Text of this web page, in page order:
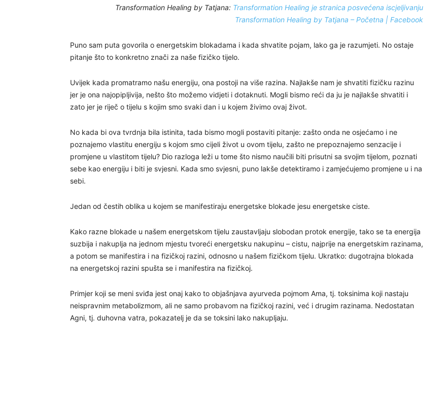
Transformation Healing by Tatjana: Transformation Healing je stranica posvećena iscjeljivanju
Transformation Healing by Tatjana – Početna | Facebook
Puno sam puta govorila o energetskim blokadama i kada shvatite pojam, lako ga je razumjeti. No ostaje
pitanje što to konkretno znači za naše fizičko tijelo.
Uvijek kada promatramo našu energiju, ona postoji na više razina. Najlakše nam je shvatiti fizičku razinu
jer je ona najopipljivija, nešto što možemo vidjeti i dotaknuti. Mogli bismo reći da ju je najlakše shvatiti i
zato jer je riječ o tijelu s kojim smo svaki dan i u kojem živimo ovaj život.
No kada bi ova tvrdnja bila istinita, tada bismo mogli postaviti pitanje: zašto onda ne osjećamo i ne
poznajemo vlastitu energiju s kojom smo cijeli život u ovom tijelu, zašto ne prepoznajemo senzacije i
promjene u vlastitom tijelu? Dio razloga leži u tome što nismo naučili biti prisutni sa svojim tijelom, poznati
sebe kao energiju i biti je svjesni. Kada smo svjesni, puno lakše detektiramo i zamjećujemo promjene u i na
sebi.
Jedan od čestih oblika u kojem se manifestiraju energetske blokade jesu energetske ciste.
Kako razne blokade u našem energetskom tijelu zaustavljaju slobodan protok energije, tako se ta energija
suzbija i nakuplja na jednom mjestu tvoreći energetsku nakupinu – cistu, najprije na energetskim razinama,
a potom se manifestira i na fizičkoj razini, odnosno u našem fizičkom tijelu. Ukratko: dugotrajna blokada
na energetskoj razini spušta se i manifestira na fizičkoj.
Primjer koji se meni sviđa jest onaj kako to objašnjava ayurveda pojmom Ama, tj. toksinima koji nastaju
neispravnim metabolizmom, ali ne samo probavom na fizičkoj razini, već i drugim razinama. Nedostatan
Agni, tj. duhovna vatra, pokazatelj je da se toksini lako nakupljaju.